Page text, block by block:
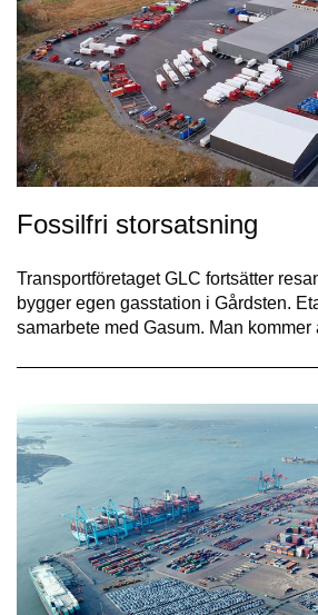
Fossilfri storsatsning
Transportföretaget GLC fortsätter
bygger egen gasstation i Gårdsten.
samarbete med Gasum. Man